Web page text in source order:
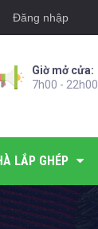
Đăng nhập
Giờ mở cửa:
7h00 - 22h00
LẮP GHÉP